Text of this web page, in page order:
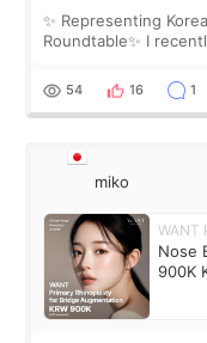
✨ Representing
Roundtable✨ I
monthly academic
54 16 1
miko
WANT
Nose
900K